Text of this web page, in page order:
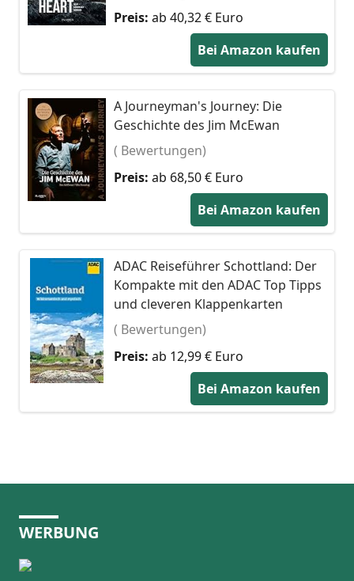
Preis: ab 40,32 € Euro
Bei Amazon kaufen
A Journeyman's Journey: Die
Geschichte des Jim McEwan
( Bewertungen)
Preis: ab 68,50 € Euro
Bei Amazon kaufen
ADAC Reiseführer Schottland: Der
Kompakte mit den ADAC Top Tipps
und cleveren Klappenkarten
( Bewertungen)
Preis: ab 12,99 € Euro
Bei Amazon kaufen
WERBUNG